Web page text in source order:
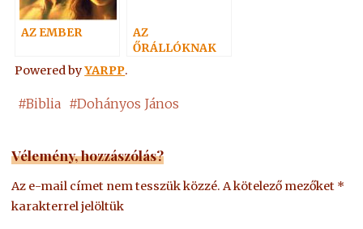
AZ EMBER
AZ
ŐRÁLLÓKNAK
Powered byYARPP.
#Biblia #Dohányos János
Vélemény, hozzászólás?
Az e-mail címet nem tesszük közzé. A kötelező mezőket *
karakterrel jelöltük